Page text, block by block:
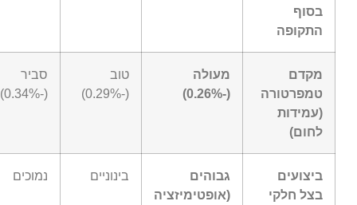
בסוף
התקופה
מקדם
טמפרטורה
(עמידות
לחום)
מעולה
טוב
סביר
ביצועים
בצל חלקי
גבוהים
(אופטימיזציה
בינוניים נמוכים